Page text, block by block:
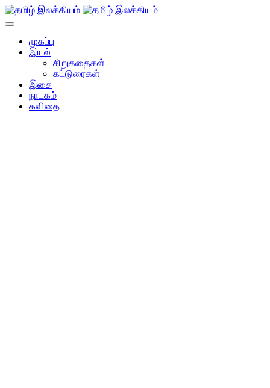
முகப்பு
இயல்
சிறுகதைகள்
கட்டுரைகள்
இசை
நாடகம்
கவிதை